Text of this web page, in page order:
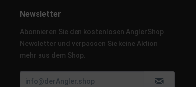
Newsletter
Abonnieren Sie den kostenlosen AnglerShop
Newsletter und verpassen Sie keine Aktion
mehr aus dem Shop.